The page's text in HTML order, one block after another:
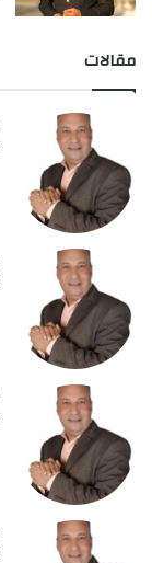
مقالات